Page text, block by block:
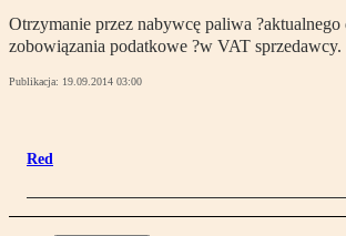
Otrzymanie przez nabywcę paliwa ?aktualnego
zobowiązania podatkowe ?w VAT sprzedawcy.
Publikacja: 19.09.2014 03:00
Red